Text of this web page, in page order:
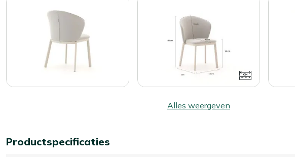
Alles weergeven
Productspecificaties